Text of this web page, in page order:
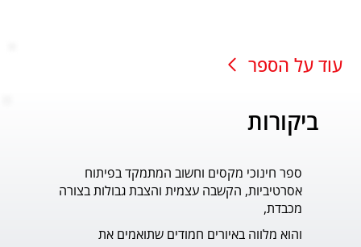
עוד על הספר
ביקורות
ספר חינוכי מקסים וחשוב המתמקד בפיתוח
אסרטיביות, הקשבה עצמית והצבת גבולות בצורה
מכבדת,
והוא מלווה באיורים חמודים שתואמים את